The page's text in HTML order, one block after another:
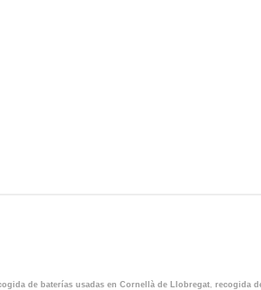
de baterías usadas en Cornellà de Llobregat recogida